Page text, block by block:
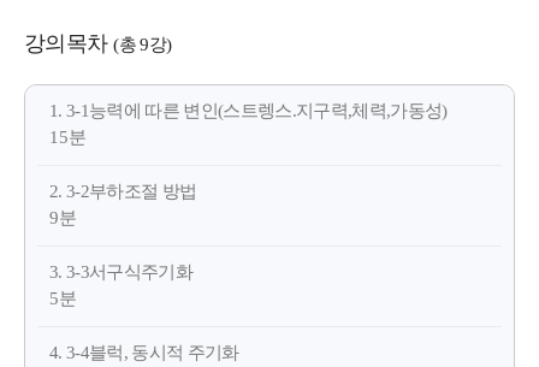
강의목차 (총 9강)
1. 3-1능력에 따른 변인(스트렝스.지구력,체력,가동성)
15분
2. 3-2부하조절 방법
9분
3. 3-3서구식주기화
5분
4. 3-4블럭, 동시적 주기화